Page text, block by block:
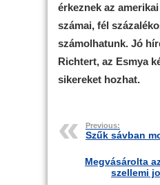
érkeznek az
számai, fél
számolhatunk. Jó
Richtert, az Esmya
sikereket hozhat.
Previous:
Szűk sávban
Megvásárolta
szellemi